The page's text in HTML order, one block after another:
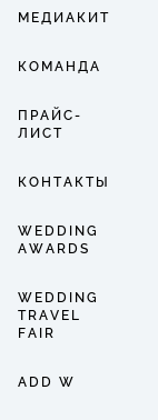
МЕДИАКИТ
КОМАНДА
ПРАЙС-
ЛИСТ
КОНТАКТЫ
WEDDING
AWARDS
WEDDING
TRAVEL
FAIR
ADD W